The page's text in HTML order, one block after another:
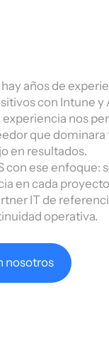
hay años de
con Intune y
experiencia nos
que
en resultados.
con ese
en cada
IT de
operativa.
nosotros